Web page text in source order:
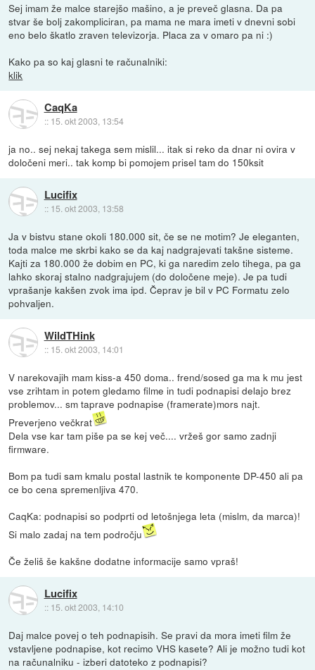
Sej imam že malce starejšo mašino, a je preveč glasna. Da pa
stvar še bolj zakompliciran, pa mama ne mara imeti v dnevni sobi
eno belo škatlo zraven televizorja. Placa za v omaro pa ni :)
Kako pa so kaj glasni te računalniki:
klik
CaqKa
:: 15. okt 2003, 13:54
ja no.. sej nekaj takega sem mislil... itak si reko da dnar ni ovira v
določeni meri.. tak komp bi pomojem prisel tam do 150ksit
Lucifix
:: 15. okt 2003, 13:58
Ja v bistvu stane okoli 180.000 sit, če se ne motim? Je eleganten,
toda malce me skrbi kako se da kaj nadgrajevati takšne sisteme.
Kajti za 180.000 že dobim en PC, ki ga naredim zelo tihega, pa ga
lahko skoraj stalno nadgrajujem (do določene meje). Je pa tudi
vprašanje kakšen zvok ima ipd. Čeprav je bil v PC Formatu zelo
pohvaljen.
WildTHink
:: 15. okt 2003, 14:01
V narekovajih mam kiss-a 450 doma.. frend/sosed ga ma k mu jest
vse zrihtam in potem gledamo filme in tudi podnapisi delajo brez
problemov... sm taprave podnapise (framerate)mors najt.
Preverjeno večkrat
Dela vse kar tam piše pa se kej več.... vržeš gor samo zadnji
firmware.
Bom pa tudi sam kmalu postal lastnik te komponente DP-450 ali pa
ce bo cena spremenljiva 470.
CaqKa: podnapisi so podprti od letošnjega leta (mislm, da marca)!
Si malo zadaj na tem področju
Če želiš še kakšne dodatne informacije samo vpraš!
Lucifix
:: 15. okt 2003, 14:10
Daj malce povej o teh podnapisih. Se pravi da mora imeti film že
vstavljene podnapise, kot recimo VHS kasete? Ali je možno tudi kot
na računalniku - izberi datoteko z podnapisi?